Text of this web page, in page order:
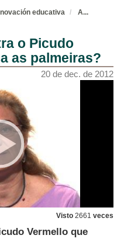
educativa A...
o Picudo
as palmeiras?
20 de dec. de 2012
Visto 2661 veces
Vermello que